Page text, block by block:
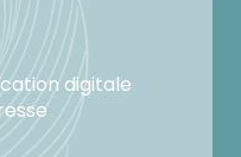
digitale